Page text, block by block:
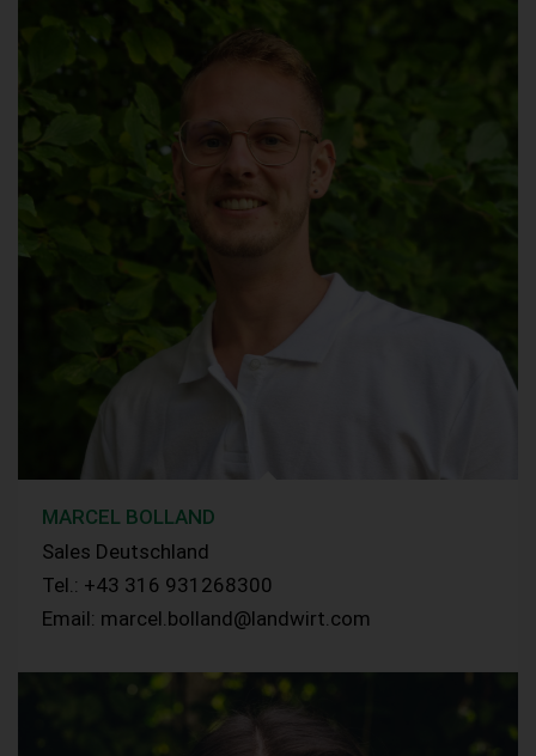
MARCEL BOLLAND
Sales Deutschland
Tel.: +43 316 931268300
Email: marcel.bolland@landwirt.com